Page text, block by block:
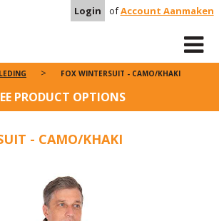
Login ofAccount Aanmaken
FOX WINTERSUIT - CAMO/KHAKI
PRODUCT OPTIONS
- CAMO/KHAKI